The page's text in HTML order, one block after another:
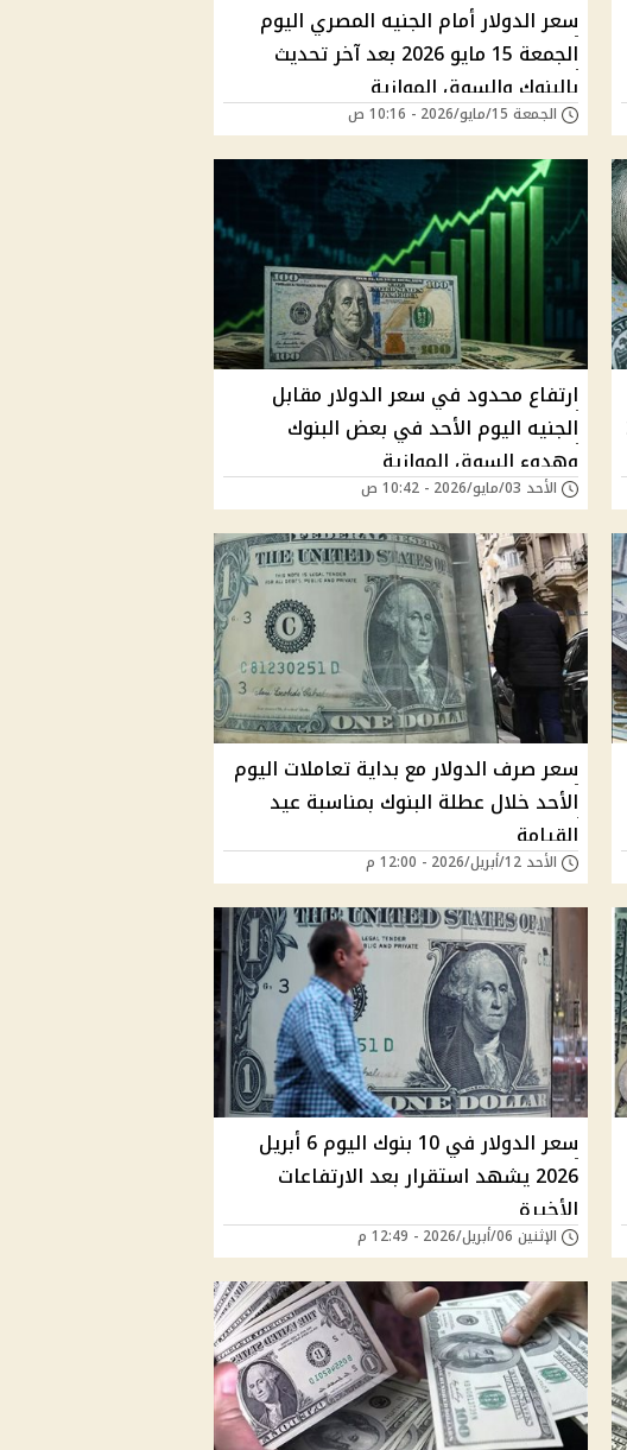
سعر الدولار أمام الجنيه المصري اليوم
الجمعة 15 مايو 2026 بعد آخر تحديث
بالبنوك والسوق الموازية
الجمعة 15/مايو/2026 - 10:16 ص
ارتفاع محدود في سعر الدولار مقابل
الجنيه اليوم الأحد في بعض البنوك
وهدوء السوق الموازية
الأحد 03/مايو/2026 - 10:42 ص
سعر صرف الدولار مع بداية تعاملات اليوم
الأحد خلال عطلة البنوك بمناسبة عيد
القيامة
الأحد 12/أبريل/2026 - 12:00 م
سعر الدولار في 10 بنوك اليوم 6 أبريل
2026 يشهد استقرار بعد الارتفاعات
الأخيرة
الإثنين 06/أبريل/2026 - 12:49 م